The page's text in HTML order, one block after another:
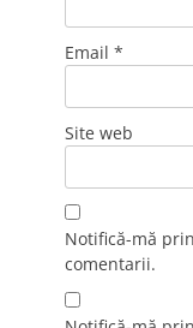
Email *
Site web
Notifică-mă
comentarii.